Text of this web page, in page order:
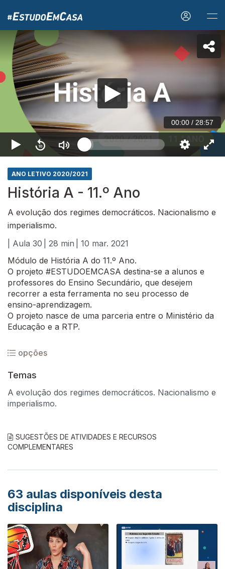
00:00 / 28:57
ANO LETIVO 2020/2021
História A - 11.º Ano
A evolução dos regimes democráticos. Nacionalismo e
imperialismo.
| Aula 30
| 28 min
| 10 mar. 2021
Módulo de História A do 11.º Ano.
O projeto #ESTUDOEMCASA destina-se a alunos e
professores do Ensino Secundário, que desejem
recorrer a esta ferramenta no seu processo de
ensino-aprendizagem.
O projeto nasce de uma parceria entre o Ministério da
Educação e a RTP.
opções
Temas
A evolução dos regimes democráticos. Nacionalismo e
imperialismo.
SUGESTÕES DE ATIVIDADES E RECURSOS
COMPLEMENTARES
63 aulas disponíveis desta
disciplina